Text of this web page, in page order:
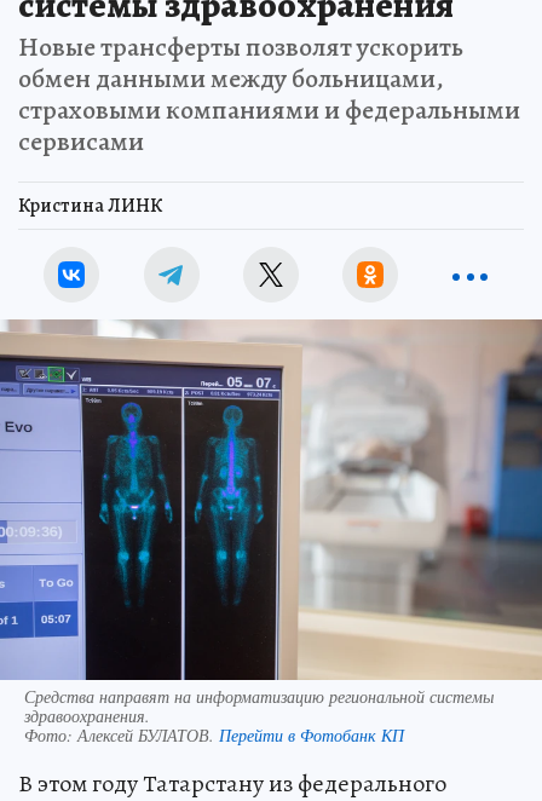
Новые трансферты позволят ускорить
обмен данными между больницами,
страховыми компаниями и федеральными
сервисами
Кристина ЛИНК
Средства направят на информатизацию региональной системы
здравоохранения.
Фото: Алексей БУЛАТОВ. Перейти в Фотобанк КП
В этом году Татарстану из федерального